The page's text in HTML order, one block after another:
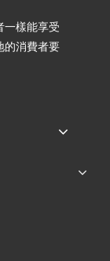
一樣能享受
的消費者要